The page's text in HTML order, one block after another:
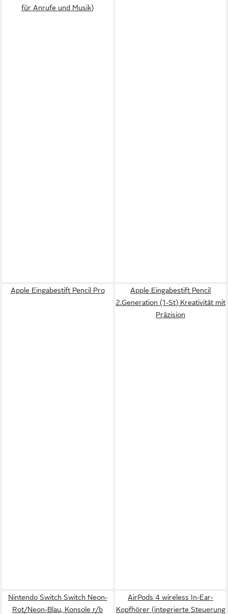
für Anrufe und Musik)
Apple Eingabestift Pencil Pro
Apple Eingabestift Pencil
2.Generation (1-St) Kreativität mit
Präzision
Nintendo Switch Switch Neon-
Rot/Neon-Blau, Konsole r/b
AirPods 4 wireless In-Ear-
Kopfhörer (integrierte Steuerung